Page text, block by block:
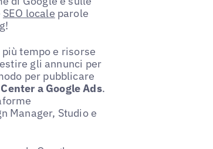
SEO locale parole
tempo e risorse
gli annunci per
per pubblicare
a Google Ads.
Manager, Studio e